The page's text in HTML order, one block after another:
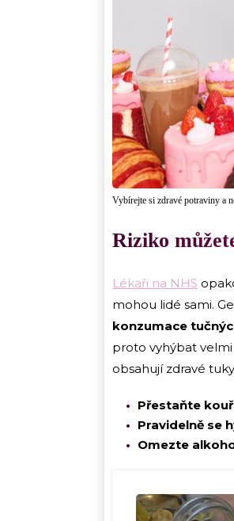
Vybírejte si zdravé potraviny a
Riziko
Lékaři na NHS
mohou lidé sami.
konzumace
proto vyhýbat velmi
obsahují zdravé
Přestaňte
Pravidelně se
Omezte